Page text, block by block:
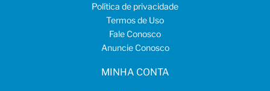
Política de privacidade
Termos de Uso
Fale Conosco
Anuncie Conosco
MINHA CONTA